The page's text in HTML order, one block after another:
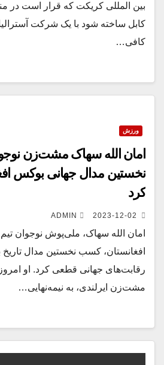
بین المللی کریکت که قرار است در
کابل ساخته شود با یک شرکت
کافی…
ورزش
امان الله سهاک مشت‌زن
نخستین مدال جهانی بوکس
کرد
2023-12-02
ADMIN
امان الله سهاک، ملی‌پوش نوجوان
افغانستان، کسب نخستین مدال تاریخ
رقابت‌های جهانی قطعی کرد. او امروز
مشت‌زن ایرلندی، به نیمه‌نهایی…